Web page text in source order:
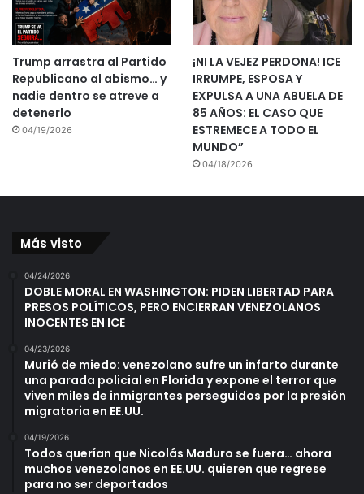
Trump arrastra al Partido
Republicano al abismo… y
nadie dentro se atreve a
detenerlo
04/19/2026
¡NI LA VEJEZ PERDONA! ICE
IRRUMPE, ESPOSA Y
EXPULSA A UNA ABUELA DE
85 AÑOS: EL CASO QUE
ESTREMECE A TODO EL
MUNDO”
04/18/2026
Más visto
04/24/2026
DOBLE MORAL EN WASHINGTON: PIDEN LIBERTAD PARA
PRESOS POLÍTICOS, PERO ENCIERRAN VENEZOLANOS
INOCENTES EN ICE
04/23/2026
Murió de miedo: venezolano sufre un infarto durante
una parada policial en Florida y expone el terror que
viven miles de inmigrantes perseguidos por la presión
migratoria en EE.UU.
04/19/2026
Todos querían que Nicolás Maduro se fuera… ahora
muchos venezolanos en EE.UU. quieren que regrese
para no ser deportados